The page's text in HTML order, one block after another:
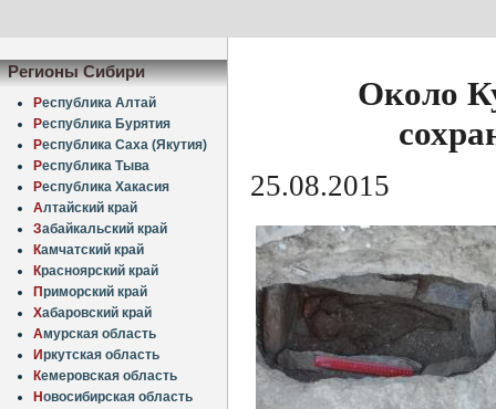
Регионы Сибири
Республика Алтай
Республика Бурятия
Республика Саха (Якутия)
Республика Тыва
Республика Хакасия
Алтайский край
Забайкальский край
Камчатский край
Красноярский край
Приморский край
Хабаровский край
Амурская область
Иркутская область
Кемеровская область
Новосибирская область
Около
25.08.2015